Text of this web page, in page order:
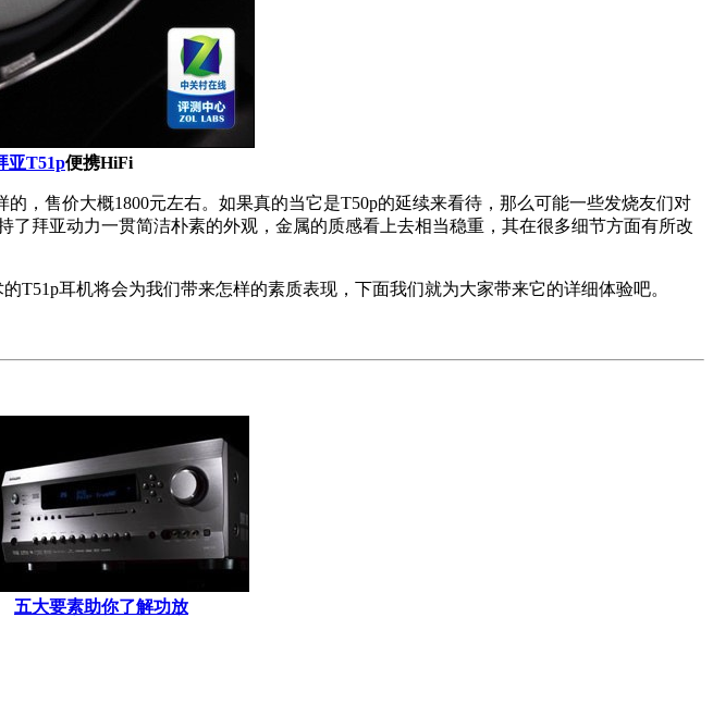
亚T51p便携HiFi
，售价大概1800元左右。如果真的当它是T50p的延续来看待，那么可能一些发烧友们对
拜亚动力一贯简洁朴素的外观，金属的质感看上去相当稳重，其在很多细节方面有所改
耳机将会为我们带来怎样的素质表现，下面我们就为大家带来它的详细体验吧。
五大要素助你了解功放